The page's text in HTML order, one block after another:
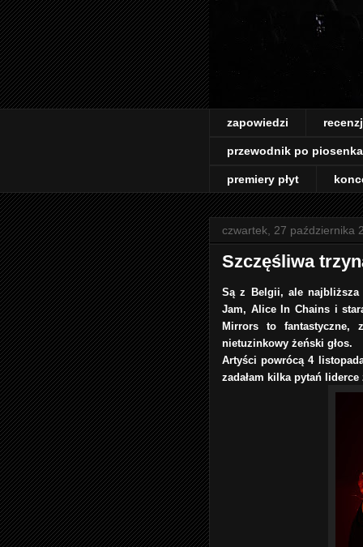
zapowiedzi
przewodnik po
premiery płyt
czwartek, 27 października
Szczęśliwa
Są z Belgii, ale najbliższa
Jam, Alice In Chains i
Mirrors to fantastyczne,
nietuzinkowy żeński głos.
Artyści powrócą 4
zadałam kilka pytań